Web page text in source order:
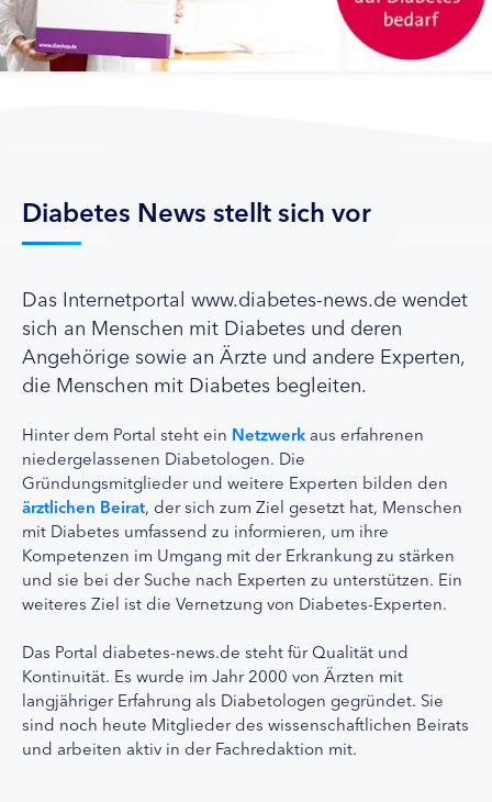
Diabetes News stellt sich vor
Das Internetportal www.diabetes-news.de wendet
sich an Menschen mit Diabetes und deren
Angehörige sowie an Ärzte und andere Experten,
die Menschen mit Diabetes begleiten.
Hinter dem Portal steht ein Netzwerk aus erfahrenen
niedergelassenen Diabetologen. Die
Gründungsmitglieder und weitere Experten bilden den
ärztlichen Beirat, der sich zum Ziel gesetzt hat, Menschen
mit Diabetes umfassend zu informieren, um ihre
Kompetenzen im Umgang mit der Erkrankung zu stärken
und sie bei der Suche nach Experten zu unterstützen. Ein
weiteres Ziel ist die Vernetzung von Diabetes-Experten.
Das Portal diabetes-news.de steht für Qualität und
Kontinuität. Es wurde im Jahr 2000 von Ärzten mit
langjähriger Erfahrung als Diabetologen gegründet. Sie
sind noch heute Mitglieder des wissenschaftlichen Beirats
und arbeiten aktiv in der Fachredaktion mit.